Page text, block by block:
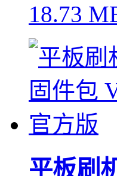
18.73
平板刷